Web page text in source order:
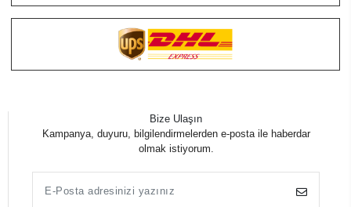
Bize Ulaşın
Kampanya, duyuru, bilgilendirmelerden e-posta ile haberdar
olmak istiyorum.